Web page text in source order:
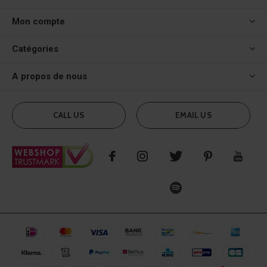
Mon compte
Catégories
A propos de nous
CALL US EMAIL US